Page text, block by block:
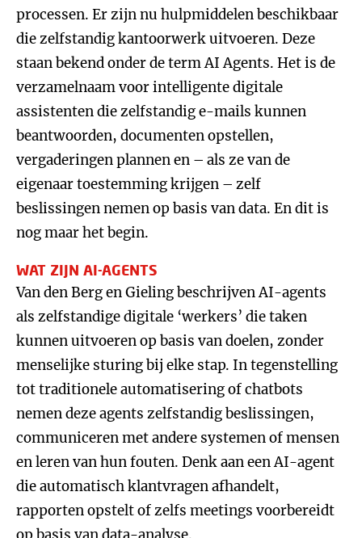
processen. Er zijn nu hulpmiddelen beschikbaar
die zelfstandig kantoorwerk uitvoeren. Deze
staan bekend onder de term AI Agents. Het is de
verzamelnaam voor intelligente digitale
assistenten die zelfstandig e-mails kunnen
beantwoorden, documenten opstellen,
vergaderingen plannen en – als ze van de
eigenaar toestemming krijgen – zelf
beslissingen nemen op basis van data. En dit is
nog maar het begin.
WAT ZIJN AI-AGENTS
Van den Berg en Gieling beschrijven AI-agents
als zelfstandige digitale ‘werkers’ die taken
kunnen uitvoeren op basis van doelen, zonder
menselijke sturing bij elke stap. In tegenstelling
tot traditionele automatisering of chatbots
nemen deze agents zelfstandig beslissingen,
communiceren met andere systemen of mensen
en leren van hun fouten. Denk aan een AI-agent
die automatisch klantvragen afhandelt,
rapporten opstelt of zelfs meetings voorbereidt